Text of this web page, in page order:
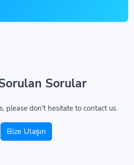
Sorular
please don't hesitate to contact us.
Bize Ulaşın